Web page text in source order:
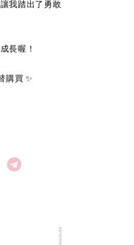
我踏出了勇敢
長喔！
購買 ✨